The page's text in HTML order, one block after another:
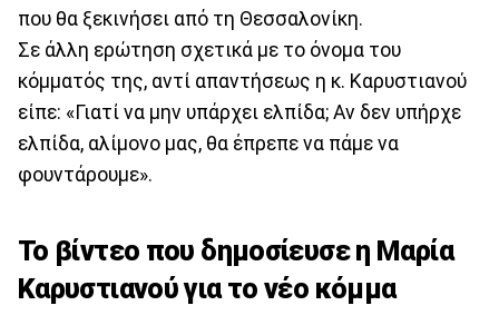
που θα ξεκινήσει από τη Θεσσαλονίκη.
Σε άλλη ερώτηση σχετικά με το όνομα του
κόμματός της, αντί απαντήσεως η κ. Καρυστιανού
είπε: «Γιατί να μην υπάρχει ελπίδα; Αν δεν υπήρχε
ελπίδα, αλίμονο μας, θα έπρεπε να πάμε να
φουντάρουμε».
Το βίντεο που δημοσίευσε η Μαρία
Καρυστιανού για το νέο κόμμα